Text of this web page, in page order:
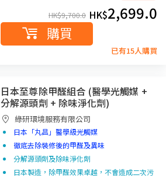
HK$9,700.0 HK$2,699.0
購買
已有15人購買
日本至尊除甲醛組合 (醫學光觸媒 +
分解源頭劑 + 除味淨化劑)
綠研環境服務有限公司
日本「丸昌」醫學級光觸媒
徹底去除裝修後的甲醛及異味
分解源頭劑及除味淨化劑
日本製造，除甲醛效果卓越，不會造成二次污